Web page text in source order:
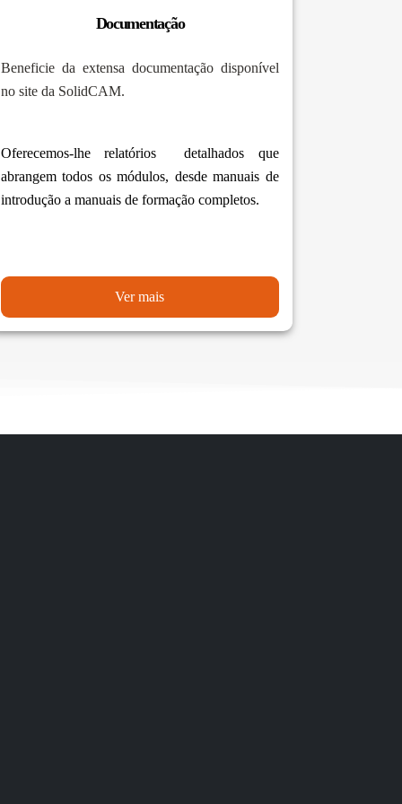
Documentação
Beneficie da extensa documentação disponível
no site da SolidCAM.
Oferecemos-lhe relatórios detalhados que
abrangem todos os módulos, desde manuais de
introdução a manuais de formação completos.
Ver mais